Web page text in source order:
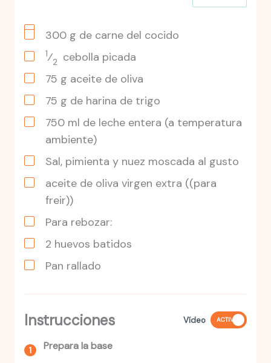
300 g de carne del cocido
1⁄2 cebolla picada
75 g aceite de oliva
75 g de harina de trigo
750 ml de leche entera (a temperatura
ambiente)
Sal, pimienta y nuez moscada al gusto
aceite de oliva virgen extra ((para
freir))
Para rebozar:
2 huevos batidos
Pan rallado
Instrucciones Vídeo ACTIVO
Prepara la base